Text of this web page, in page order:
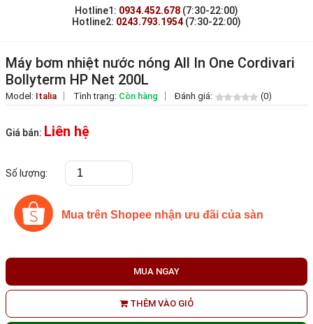
Hotline1: 0934.452.678 (7:30-22:00)
Hotline2: 0243.793.1954 (7:30-22:00)
Máy bơm nhiệt nước nóng All In One Cordivari
Bollyterm HP Net 200L
Model: Italia Tình trạng: Còn hàng Đánh giá: (0)
Giá bán: Liên hệ
Số lượng:
Mua trên Shopee nhận ưu đãi của sàn
MUA NGAY
THÊM VÀO GIỎ